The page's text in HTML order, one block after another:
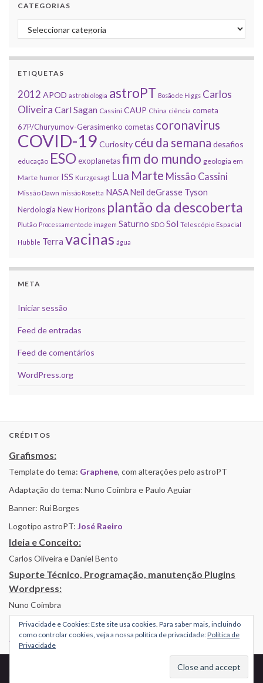
CATEGORIAS
Categorias
ETIQUETAS
2012 APOD astrobiologia astroPT Bosão de Higgs Carlos
Oliveira Carl Sagan Cassini CAUP China ciência cometa
67P/Churyumov-Gerasimenko cometas coronavirus
COVID-19 Curiosity céu da semana desafios
educação ESOexoplanetasfim do mundo geologia em
Marte humor ISS Kurzgesagt Lua Marte Missão Cassini
Missão Dawn missão Rosetta NASANeil deGrasse Tyson
Nerdologia New Horizons plantão da descoberta
Plutão Processamento de imagem Saturno SDO Sol Telescópio Espacial
Hubble Terra vacinas água
META
Iniciar sessão
Feed de entradas
Feed de comentários
WordPress.org
CRÉDITOS
Grafismos:
Template do tema: Graphene, com alterações pelo astroPT
Adaptação do tema: Nuno Coimbra e Paulo Aguiar
Banner: Rui Borges
Logotipo astroPT: José Raeiro
Ideia e Conceito:
Carlos Oliveira e Daniel Bento
Suporte Técnico, Programação, manutenção Plugins
Wordpress:
Nuno Coimbra
Alojamento por Simbiose
Privacidade e Cookies: Este site usa cookies. Para saber mais, incluindo
como controlar cookies, veja a nossa política de privacidade:Política de
Privacidade